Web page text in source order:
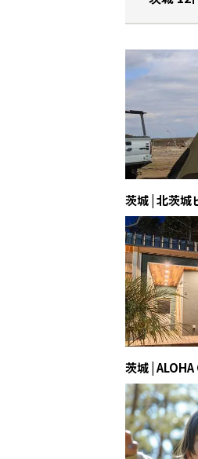
茨城 | 北茨城
茨城 |